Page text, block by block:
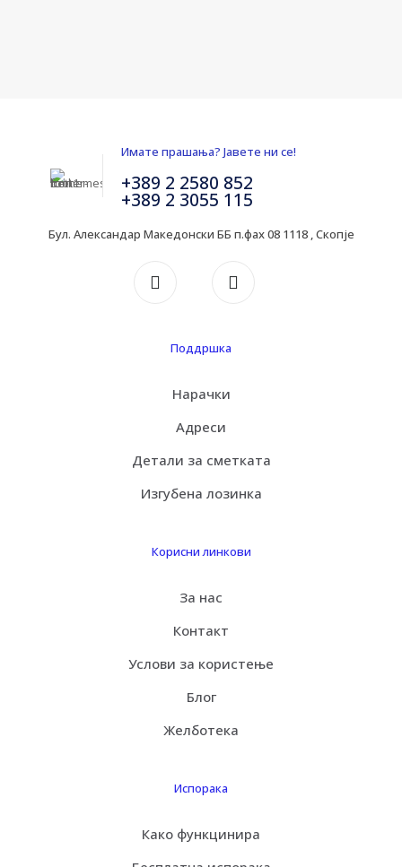
Имате прашања? Јавете ни се!
+389 2 2580 852
+389 2 3055 115
Бул. Александар Македонски ББ п.фах 08 1118 , Скопје
Поддршка
Нарачки
Адреси
Детали за сметката
Изгубена лозинка
Корисни линкови
За нас
Контакт
Услови за користење
Блог
Желботека
Испорака
Како функцинира